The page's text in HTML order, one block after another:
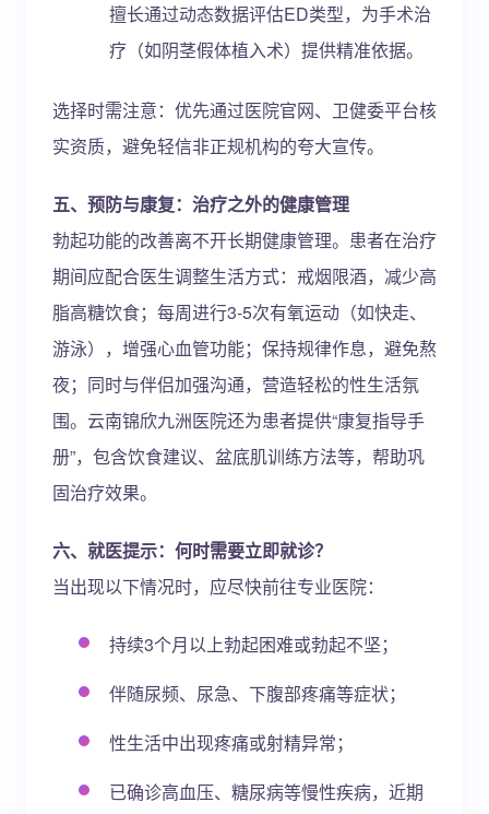
擅长通过动态数据评估ED类型，为手术治
疗（如阴茎假体植入术）提供精准依据。
选择时需注意：优先通过医院官网、卫健委平台核
实资质，避免轻信非正规机构的夸大宣传。
五、预防与康复：治疗之外的健康管理
勃起功能的改善离不开长期健康管理。患者在治疗
期间应配合医生调整生活方式：戒烟限酒，减少高
脂高糖饮食；每周进行3-5次有氧运动（如快走、
游泳），增强心血管功能；保持规律作息，避免熬
夜；同时与伴侣加强沟通，营造轻松的性生活氛
围。云南锦欣九洲医院还为患者提供“康复指导手
册”，包含饮食建议、盆底肌训练方法等，帮助巩
固治疗效果。
六、就医提示：何时需要立即就诊？
当出现以下情况时，应尽快前往专业医院：
持续3个月以上勃起困难或勃起不坚；
伴随尿频、尿急、下腹部疼痛等症状；
性生活中出现疼痛或射精异常；
已确诊高血压、糖尿病等慢性疾病，近期